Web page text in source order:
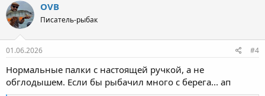
OVB
Писатель-рыбак
01.06.2026 #4
Нормальные палки с настоящей ручкой, а не
обглодышем. Если бы рыбачил много с берега... ап